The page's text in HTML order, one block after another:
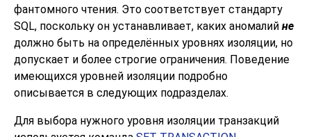
фантомного чтения. Это соответствует стандарту
SQL, поскольку он устанавливает, каких аномалий не
должно быть на определённых уровнях изоляции, но
допускает и более строгие ограничения. Поведение
имеющихся уровней изоляции подробно
описывается в следующих подразделах.
Для выбора нужного уровня изоляции транзакций